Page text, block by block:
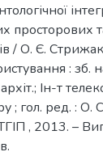
просторових
/ О. Є.
: зб.
Ін-т
; гол. ред. : О.
, 2013. –